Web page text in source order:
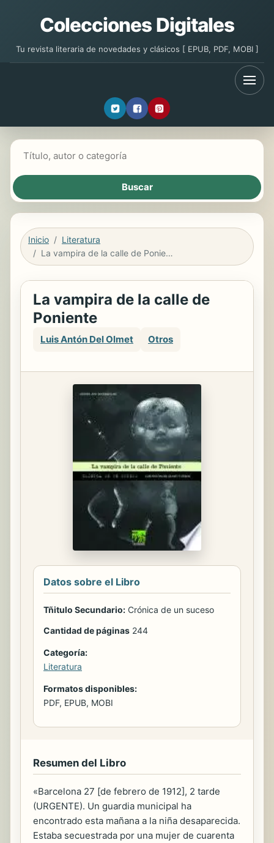
Colecciones Digitales
Tu revista literaria de novedades y clásicos [ EPUB, PDF, MOBI ]
Inicio
Literatura
La vampira de la calle de Poniente
La vampira de la calle de
Poniente
Luis Antón Del Olmet Otros
Datos sobre el Libro
Tñitulo Secundario: Crónica de un suceso
Cantidad de páginas 244
Categoría:
Literatura
Formatos disponibles:
PDF, EPUB, MOBI
Resumen del Libro
«Barcelona 27 [de febrero de 1912], 2 tarde
(URGENTE). Un guardia municipal ha
encontrado esta mañana a la niña desaparecida.
Estaba secuestrada por una mujer de cuarenta